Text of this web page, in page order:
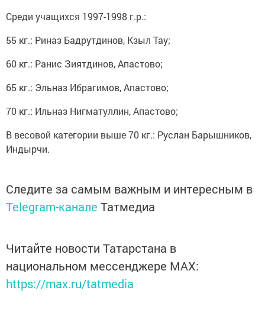
Среди учащихся 1997-1998 г.р.:
55 кг.: Риназ Бадрутдинов, Кзыл Тау;
60 кг.: Ранис Зиятдинов, Апастово;
65 кг.: Эльназ Ибрагимов, Апастово;
70 кг.: Ильназ Нигматуллин, Апастово;
В весовой категории выше 70 кг.: Руслан Барышников,
Индырчи.
Следите за самым важным и интересным в
Telegram-канале Татмедиа
Читайте новости Татарстана в
национальном мессенджере MАХ:
https://max.ru/tatmedia